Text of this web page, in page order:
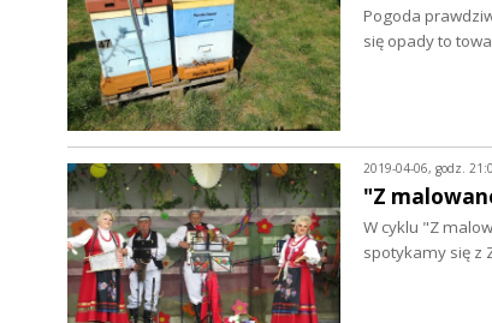
Pogoda
się opady to
2019-04-06, godz.
"Z
W cyklu "Z
spotykamy się z